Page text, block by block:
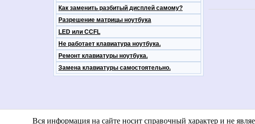
Как заменить разбитый дисплей самому?
Разрешение матрицы ноутбука
LED или CCFL
Не работает клавиатура ноутбука.
Ремонт клавиатуры ноутбука.
Замена клавиатуры самостоятельно.
Вся информация на сайте носит справочный характер и не